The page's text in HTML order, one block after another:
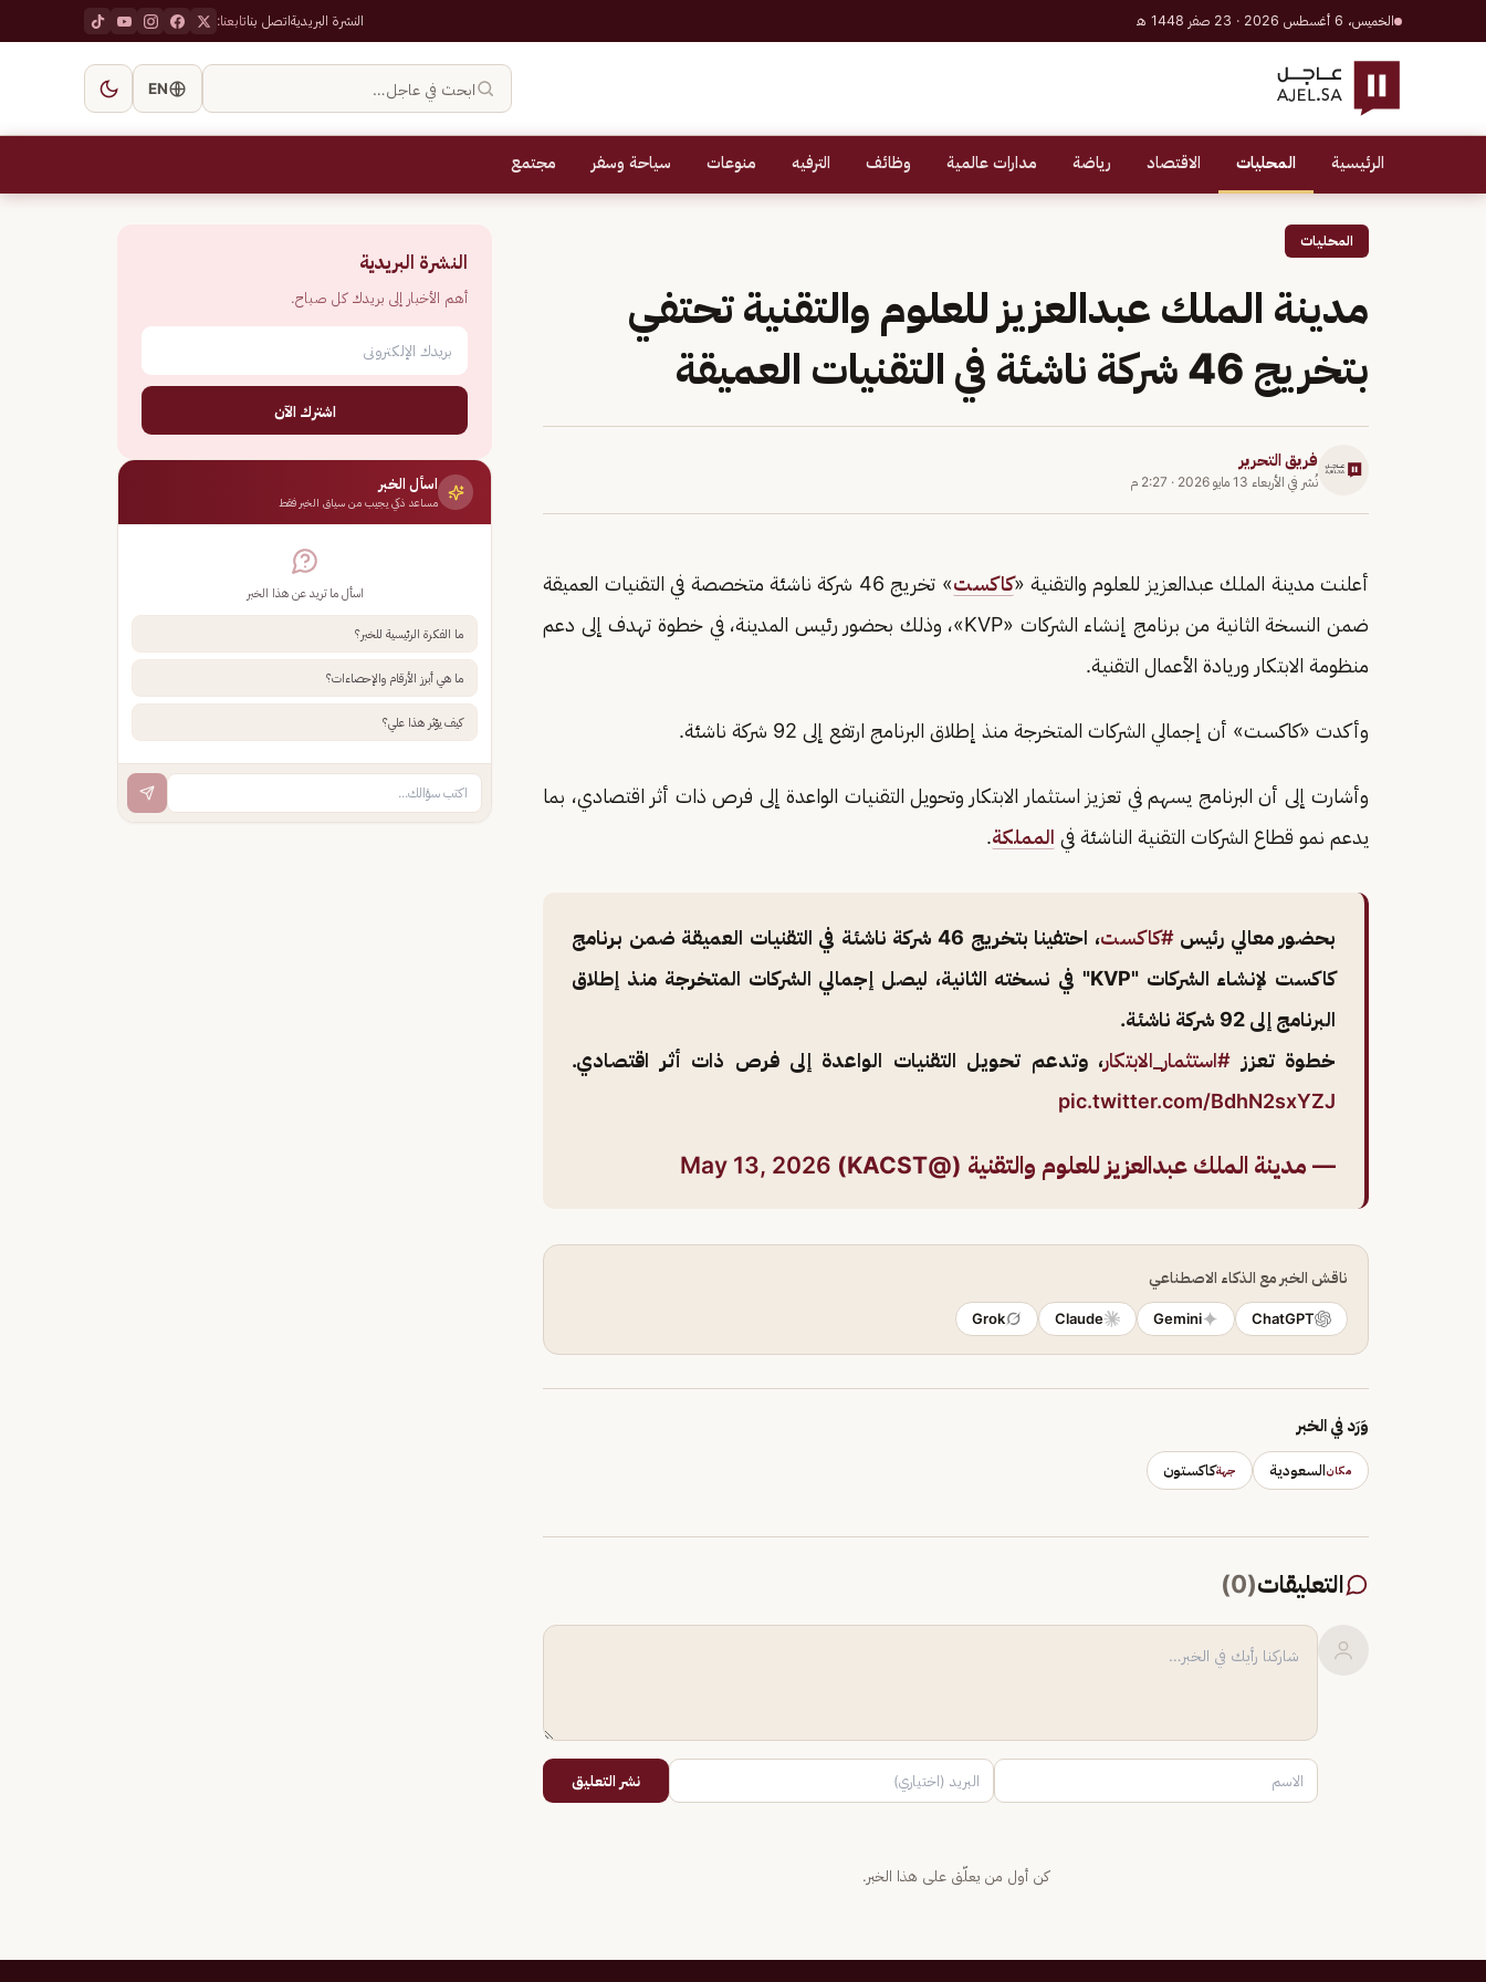
الخميس، 6 أغسطس 2026 · 23 صفر 1448 هـ النشرة البريديةاتصل بناتابعنا:
ابحث في عاجل… EN
الرئيسية المحليات الاقتصاد رياضة مدارات عالمية وظائف الترفيه منوعات سياحة وسفر مجتمع
المحليات
مدينة الملك عبدالعزيز للعلوم والتقنية تحتفي
بتخريج 46 شركة ناشئة في التقنيات العميقة
فريق التحرير
نُشر في الأربعاء 13 مايو 2026 · 2:27 م
أعلنت مدينة الملك عبدالعزيز للعلوم والتقنية «كاكست
» تخريج 46 شركة ناشئة متخصصة في التقنيات العميقة
ضمن النسخة الثانية من برنامج إنشاء الشركات «KVP»، وذلك بحضور رئيس المدينة، في خطوة تهدف إلى دعم
منظومة الابتكار وريادة الأعمال التقنية.
وأكدت «كاكست» أن إجمالي الشركات المتخرجة منذ إطلاق البرنامج ارتفع إلى 92 شركة ناشئة.
وأشارت إلى أن البرنامج يسهم في تعزيز استثمار الابتكار وتحويل التقنيات الواعدة إلى فرص ذات أثر اقتصادي، بما
يدعم نمو قطاع الشركات التقنية الناشئة في المملكة.
بحضور معالي رئيس#كاكست
، احتفينا بتخريج 46 شركة ناشئة في التقنيات العميقة ضمن برنامج
كاكست لإنشاء الشركات "KVP" في نسخته الثانية، ليصل إجمالي الشركات المتخرجة منذ إطلاق
البرنامج إلى 92 شركة ناشئة.
خطوة تعزز #استثمار_الابتكار، وتدعم تحويل التقنيات الواعدة إلى فرص ذات أثر اقتصادي.
pic.twitter.com/BdhN2sxYZJ
— مدينة الملك عبدالعزيز للعلوم والتقنية (@KACST) May 13, 2026
ناقش الخبر مع الذكاء الاصطناعي
ChatGPT
Gemini
Claude
Grok
وَرَد في الخبر
مكانالسعودية جهةكاكستون
التعليقات(
0
)
نشر التعليق
كن أول من يعلّق على هذا الخبر.
النشرة البريدية
أهم الأخبار إلى بريدك كل صباح.
اشترك الآن
اسأل الخبر
مساعد ذكي يجيب من سياق الخبر فقط
اسأل ما تريد عن هذا الخبر
ما الفكرة الرئيسية للخبر؟
ما هي أبرز الأرقام والإحصاءات؟
كيف يؤثر هذا علي؟